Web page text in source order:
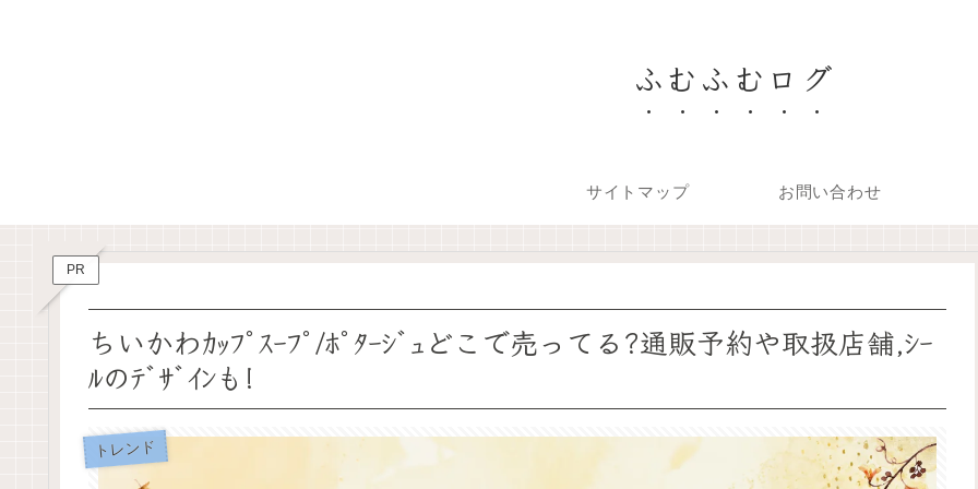
ふむふむログ
サイトマップ お問い合わせ
PR
ちいかわｶｯﾌﾟｽｰﾌﾟ/ﾎﾟﾀｰｼﾞｭどこで売ってる?通販予約や取扱店舗,ｼｰ
ﾙのﾃﾞｻﾞｲﾝも!
トレンド